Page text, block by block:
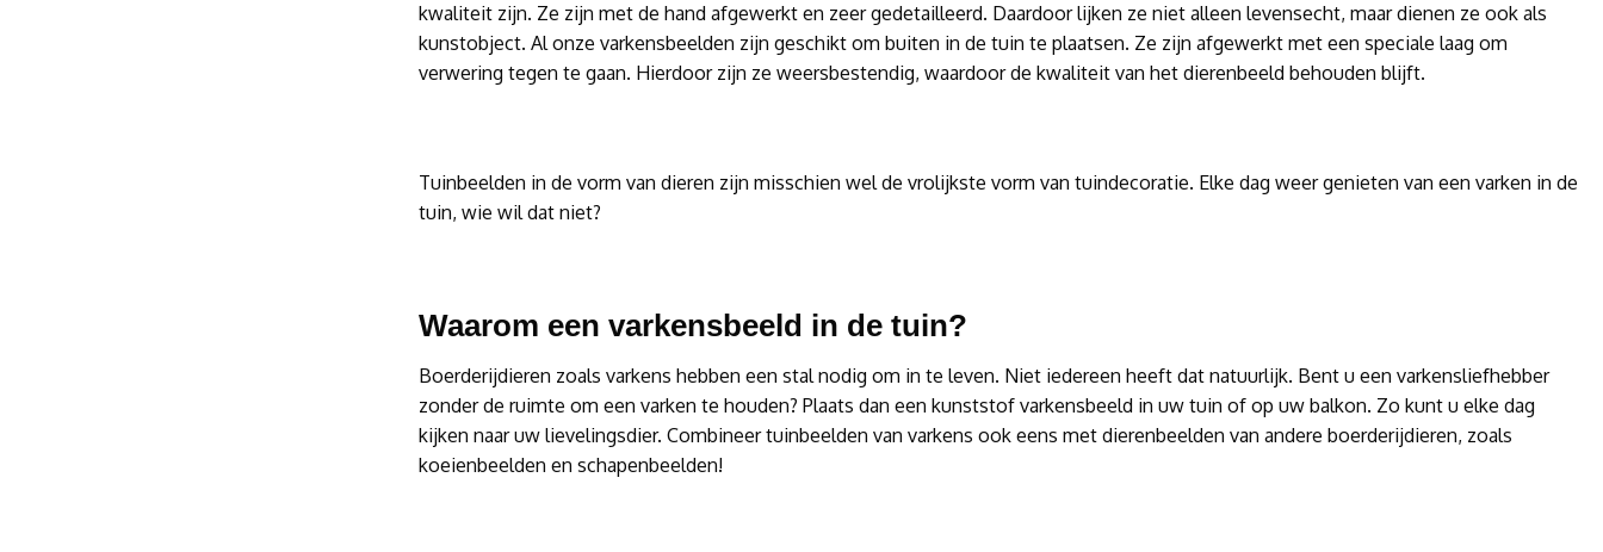
kwaliteit zijn. Ze zijn met de hand afgewerkt en zeer gedetailleerd. Daardoor lijken ze niet alleen levensecht, maar dienen ze ook als
kunstobject. Al onze varkensbeelden zijn geschikt om buiten in de tuin te plaatsen. Ze zijn afgewerkt met een speciale laag om
verwering tegen te gaan. Hierdoor zijn ze weersbestendig, waardoor de kwaliteit van het dierenbeeld behouden blijft.
Tuinbeelden in de vorm van dieren zijn misschien wel de vrolijkste vorm van tuindecoratie. Elke dag weer genieten van een varken in de
tuin, wie wil dat niet?
Waarom een varkensbeeld in de tuin?
Boerderijdieren zoals varkens hebben een stal nodig om in te leven. Niet iedereen heeft dat natuurlijk. Bent u een varkensliefhebber
zonder de ruimte om een varken te houden? Plaats dan een kunststof varkensbeeld in uw tuin of op uw balkon. Zo kunt u elke dag
kijken naar uw lievelingsdier. Combineer tuinbeelden van varkens ook eens met dierenbeelden van andere boerderijdieren, zoals
koeienbeelden en schapenbeelden!